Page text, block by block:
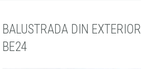
BALUSTRADA DIN EXTERIOR
BE24